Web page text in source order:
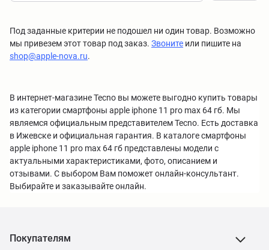
Под заданные критерии не подошел ни один товар. Возможно
мы привезем этот товар под заказ. Звоните или пишите на
shop@apple-nova.ru.
В интернет-магазине Tecno вы можете выгодно купить товары
из категории смартфоны apple iphone 11 pro max 64 гб. Мы
являемся официальным представителем Tecno. Есть доставка
в Ижевске и официальная гарантия. В каталоге смартфоны
apple iphone 11 pro max 64 гб представлены модели с
актуальными характеристиками, фото, описанием и
отзывами. С выбором Вам поможет онлайн-консультант.
Выбирайте и заказывайте онлайн.
Покупателям